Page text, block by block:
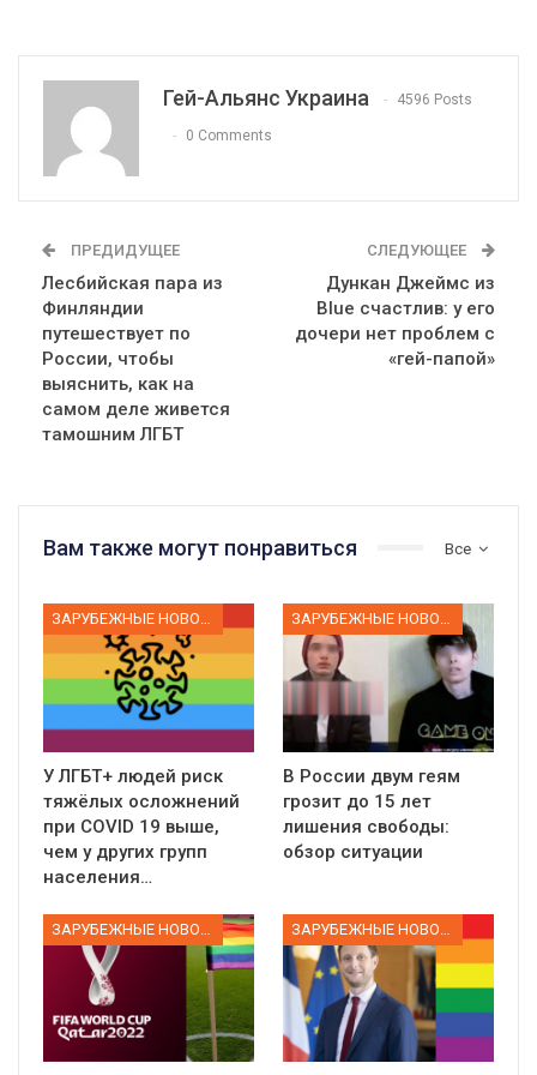
Гей-Альянс Украина 4596 Posts
0 Comments
ПРЕДИДУЩЕЕ
Лесбийская пара из
Финляндии
путешествует по
России, чтобы
выяснить, как на
самом деле живется
тамошним ЛГБТ
СЛЕДУЮЩЕЕ
Дункан Джеймс из
Blue счастлив: у его
дочери нет проблем с
«гей-папой»
Все
Вам также могут понравиться
ЗАРУБЕЖНЫЕ НОВОСТИ
У ЛГБТ+ людей риск
тяжёлых осложнений
при COVID 19 выше,
чем у других групп
населения…
ЗАРУБЕЖНЫЕ НОВОСТИ
В России двум геям
грозит до 15 лет
лишения свободы:
обзор ситуации